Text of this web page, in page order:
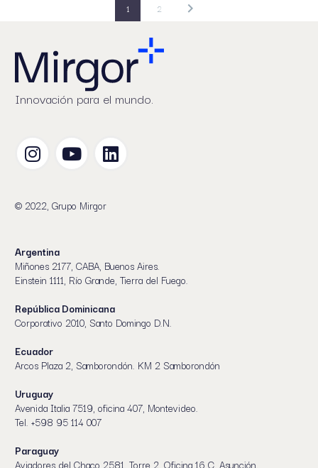
1 2
Innovación para el mundo.
© 2022, Grupo Mirgor
Argentina
Miñones 2177, CABA, Buenos Aires.
Einstein 1111, Río Grande, Tierra del Fuego.
República Dominicana
Corporativo 2010, Santo Domingo D.N.
Ecuador
Arcos Plaza 2, Samborondón. KM 2 Samborondón
Uruguay
Avenida Italia 7519, oficina 407, Montevideo.
Tel. +598 95 114 007
Paraguay
Aviadores del Chaco 2581, Torre 2, Oficina 16 C, Asunción.